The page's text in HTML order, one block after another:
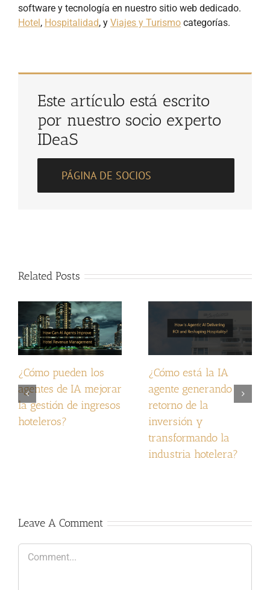
software y tecnología en nuestro sitio web dedicado.
Hotel, Hospitalidad, y Viajes y Turismo categorías.
Este artículo está escrito
por nuestro socio experto
IDeaS
PÁGINA DE SOCIOS
Related Posts
¿Cómo pueden los
agentes de IA mejorar
la gestión de ingresos
hoteleros?
¿Cómo está la IA
agente generando
retorno de la
inversión y
transformando la
industria hotelera?
Leave A Comment
Comment